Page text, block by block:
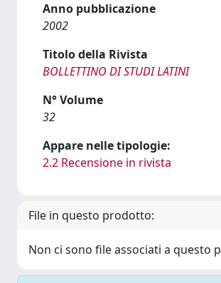
Anno pubblicazione
2002
Titolo della Rivista
BOLLETTINO DI STUDI LATINI
N° Volume
32
Appare nelle tipologie:
2.2 Recensione in rivista
File in questo prodotto:
Non ci sono file associati a questo